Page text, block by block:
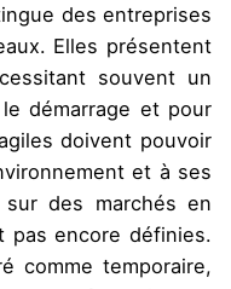
des entreprises
Elles présentent
souvent un
démarrage et pour
doivent pouvoir
et à ses
des marchés en
encore définies.
comme temporaire,